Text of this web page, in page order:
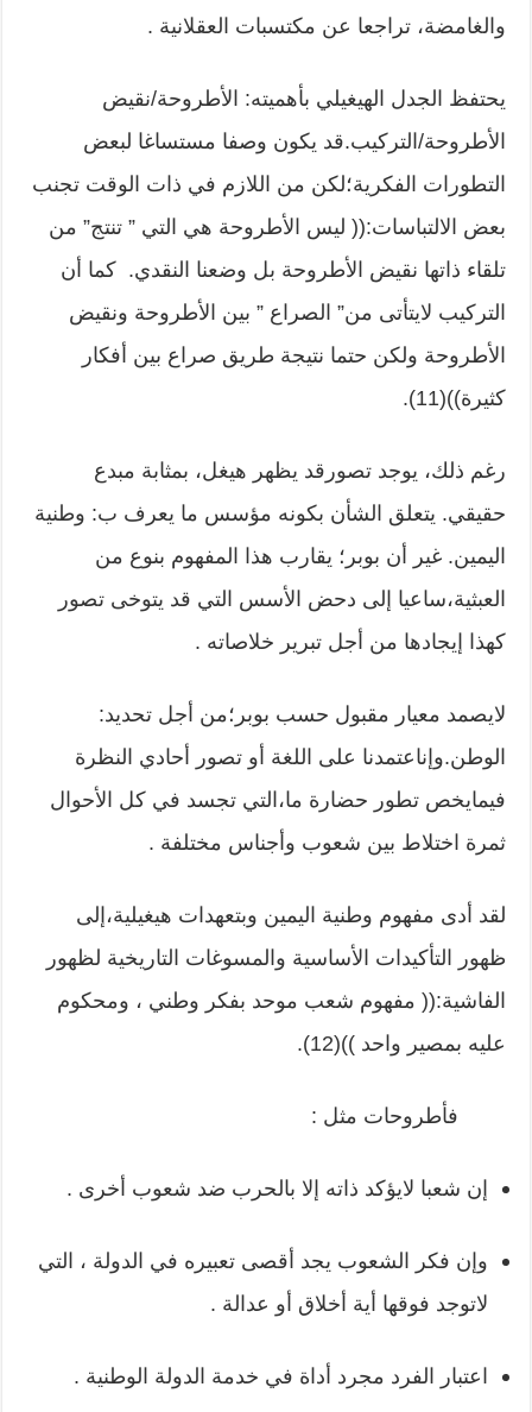
والغامضة، تراجعا عن مكتسبات العقلانية .
يحتفظ الجدل الهيغيلي بأهميته: الأطروحة/نقيض
الأطروحة/التركيب.قد يكون وصفا مستساغا لبعض
التطورات الفكرية؛لكن من اللازم في ذات الوقت تجنب
بعض الالتباسات:(( ليس الأطروحة هي التي ” تنتج” من
تلقاء ذاتها نقيض الأطروحة بل وضعنا النقدي. كما أن
التركيب لايتأتى من” الصراع ” بين الأطروحة ونقيض
الأطروحة ولكن حتما نتيجة طريق صراع بين أفكار
كثيرة))(11).
رغم ذلك، يوجد تصورقد يظهر هيغل، بمثابة مبدع
حقيقي. يتعلق الشأن بكونه مؤسس ما يعرف ب: وطنية
اليمين. غير أن بوبر؛ يقارب هذا المفهوم بنوع من
العبثية،ساعيا إلى دحض الأسس التي قد يتوخى تصور
كهذا إيجادها من أجل تبرير خلاصاته .
لايصمد معيار مقبول حسب بوبر؛من أجل تحديد:
الوطن.وإناعتمدنا على اللغة أو تصور أحادي النظرة
فيمايخص تطور حضارة ما،التي تجسد في كل الأحوال
ثمرة اختلاط بين شعوب وأجناس مختلفة .
لقد أدى مفهوم وطنية اليمين وبتعهدات هيغيلية،إلى
ظهور التأكيدات الأساسية والمسوغات التاريخية لظهور
الفاشية:(( مفهوم شعب موحد بفكر وطني ، ومحكوم
عليه بمصير واحد ))(12).
فأطروحات مثل :
إن شعبا لايؤكد ذاته إلا بالحرب ضد شعوب أخرى .
وإن فكر الشعوب يجد أقصى تعبيره في الدولة ، التي
لاتوجد فوقها أية أخلاق أو عدالة .
اعتبار الفرد مجرد أداة في خدمة الدولة الوطنية .